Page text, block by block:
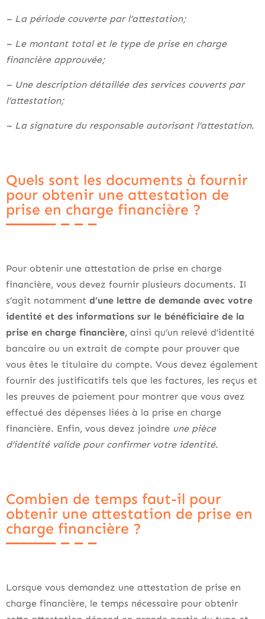
– La période couverte par l’attestation;
– Le montant total et le type de prise en charge
financière approuvée;
– Une description détaillée des services couverts par
l’attestation;
– La signature du responsable autorisant l’attestation.
Quels sont les documents à fournir
pour obtenir une attestation de
prise en charge financière ?
Pour obtenir une attestation de prise en charge
financière, vous devez fournir plusieurs documents. Il
s’agit notamment d’une lettre de demande avec votre
identité et des informations sur le bénéficiaire de la
prise en charge financière, ainsi qu’un relevé d’identité
bancaire ou un extrait de compte pour prouver que
vous êtes le titulaire du compte. Vous devez également
fournir des justificatifs tels que les factures, les reçus et
les preuves de paiement pour montrer que vous avez
effectué des dépenses liées à la prise en charge
financière. Enfin, vous devez joindre une pièce
d’identité valide pour confirmer votre identité.
Combien de temps faut-il pour
obtenir une attestation de prise en
charge financière ?
Lorsque vous demandez une attestation de prise en
charge financière, le temps nécessaire pour obtenir